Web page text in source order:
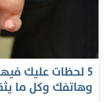
حياتك ذاتها.
السهم أو ذاك، فلا تنخدع
استثماراتك ولا تنجرف
والسلوك الأهم الذي
منضبطاً، فالعواطف أمر
5 لحظات عليك
وهاتفك وكل ما